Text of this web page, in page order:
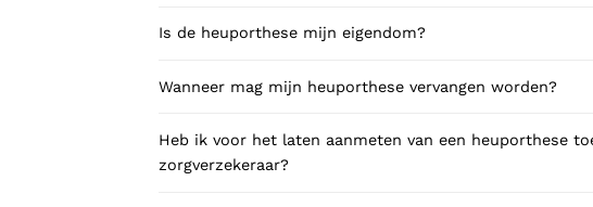
Is de heuporthese mijn eigendom?
Wanneer mag mijn heuporthese vervangen worden?
Heb ik voor het laten aanmeten van een heuporthese
zorgverzekeraar?